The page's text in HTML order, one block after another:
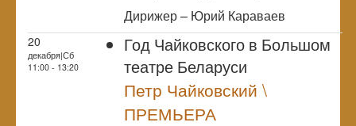
Дирижер – Юрий Караваев
20
декабря|Сб
11:00 - 13:20
Год Чайковского в Большом
театре Беларуси
Петр Чайковский \
ПРЕМЬЕРА